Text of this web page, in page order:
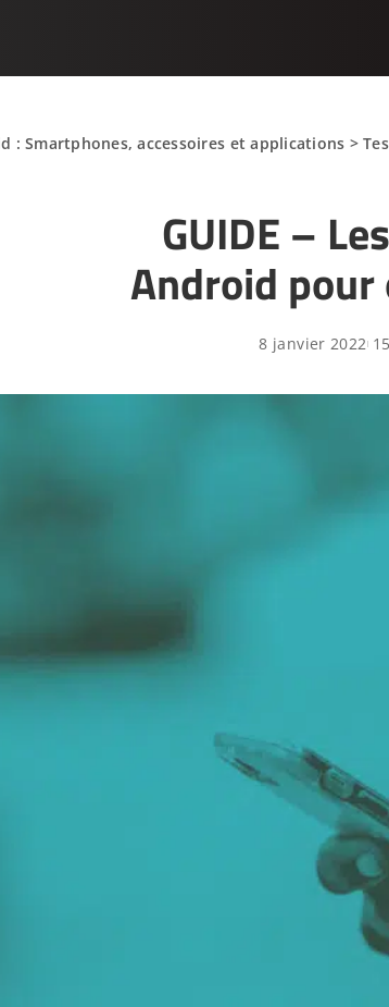
: Smartphones, accessoires et applications >
GUIDE –
Android pour
8 janvier 2022